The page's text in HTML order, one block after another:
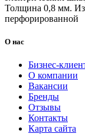
Толщина 0,8 мм.
перфорированной
О нас
Бизнес-
О компании
Вакансии
Бренды
Отзывы
Контакты
Карта сайта